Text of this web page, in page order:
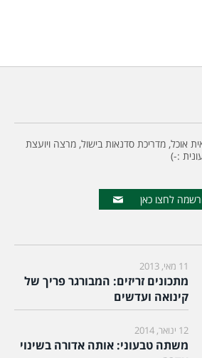
אוכל, מדריכת סדנאות בישול, מרצה ויועצת
:-)
לחצו כאן
11 מאי, 2013
מתכונים זריזים: המבורגר פריך של
קינואה ועדשים
12 ינואר, 2014
משתה טבעוני: אותה אדורה בשינוי